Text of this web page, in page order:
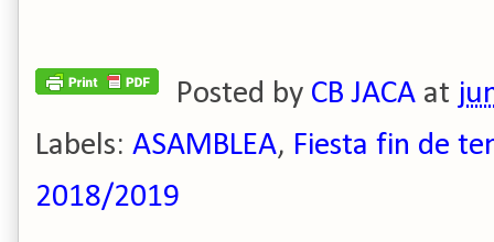
Posted by CB JACA at
Labels: ASAMBLEA, Fiesta fin de
2018/2019